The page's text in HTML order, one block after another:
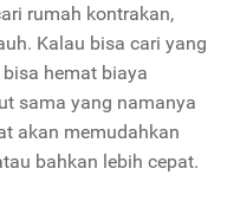
rumah kontrakan,
Kalau bisa cari yang
hemat biaya
sama yang namanya
akan memudahkan
bahkan lebih cepat.